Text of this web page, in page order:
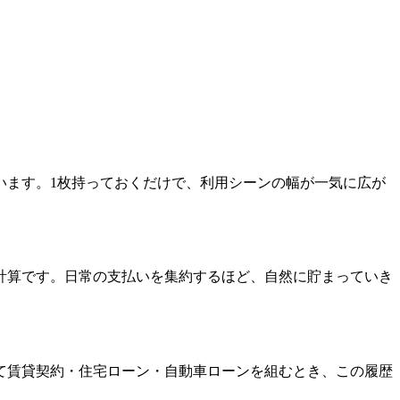
ます。1枚持っておくだけで、利用シーンの幅が一気に広が
です。日常の支払いを集約するほど、自然に貯まっていき
貸契約・住宅ローン・自動車ローンを組むとき、この履歴